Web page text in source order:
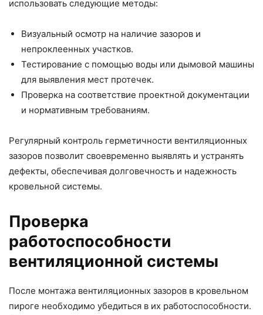
использовать следующие методы:
Визуальный осмотр на наличие зазоров и
непроклеенных участков.
Тестирование с помощью воды или дымовой машины
для выявления мест протечек.
Проверка на соответствие проектной документации
и нормативным требованиям.
Регулярный контроль герметичности вентиляционных
зазоров позволит своевременно выявлять и устранять
дефекты, обеспечивая долговечность и надежность
кровельной системы.
Проверка
работоспособности
вентиляционной системы
После монтажа вентиляционных зазоров в кровельном
пироге необходимо убедиться в их работоспособности.